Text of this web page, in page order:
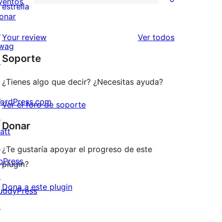
de
2
estrellas
0
valoraciones
de
1
estrellas
estrella
Your review Ver todoslos
Soporte
¿Tienes algo que decir? ¿Necesitas ayuda?
Ver el foro de soporte
Donar
¿Te gustaría apoyar el progreso de este
plugin?
Dona a este plugin